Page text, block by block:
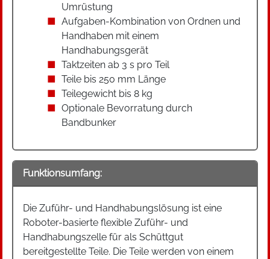
Umrüstung
Aufgaben-Kombination von Ordnen und
Handhaben mit einem
Handhabungsgerät
Taktzeiten ab 3 s pro Teil
Teile bis 250 mm Länge
Teilegewicht bis 8 kg
Optionale Bevorratung durch
Bandbunker
Funktionsumfang:
Die Zuführ- und Handhabungslösung ist eine
Roboter-basierte flexible Zuführ- und
Handhabungszelle für als Schüttgut
bereitgestellte Teile. Die Teile werden von einem